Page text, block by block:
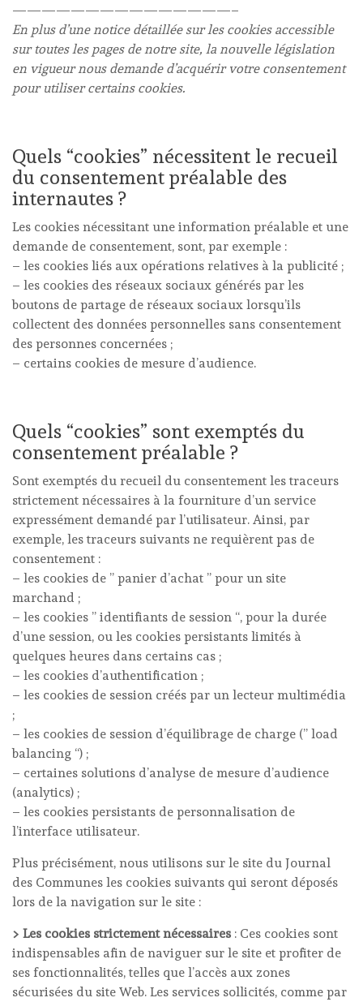
———————————————–
En plus d’une notice détaillée sur les cookies accessible
sur toutes les pages de notre site, la nouvelle législation
en vigueur nous demande d’acquérir votre consentement
pour utiliser certains cookies.
Quels “cookies” nécessitent le recueil
du consentement préalable des
internautes ?
Les cookies nécessitant une information préalable et une
demande de consentement, sont, par exemple :
– les cookies liés aux opérations relatives à la publicité ;
– les cookies des réseaux sociaux générés par les
boutons de partage de réseaux sociaux lorsqu’ils
collectent des données personnelles sans consentement
des personnes concernées ;
– certains cookies de mesure d’audience.
Quels “cookies” sont exemptés du
consentement préalable ?
Sont exemptés du recueil du consentement les traceurs
strictement nécessaires à la fourniture d’un service
expressément demandé par l’utilisateur. Ainsi, par
exemple, les traceurs suivants ne requièrent pas de
consentement :
– les cookies de ” panier d’achat ” pour un site
marchand ;
– les cookies ” identifiants de session “, pour la durée
d’une session, ou les cookies persistants limités à
quelques heures dans certains cas ;
– les cookies d’authentification ;
– les cookies de session créés par un lecteur multimédia
;
– les cookies de session d’équilibrage de charge (” load
balancing “) ;
– certaines solutions d’analyse de mesure d’audience
(analytics) ;
– les cookies persistants de personnalisation de
l’interface utilisateur.
Plus précisément, nous utilisons sur le site du Journal
des Communes les cookies suivants qui seront déposés
lors de la navigation sur le site :
> Les cookies strictement nécessaires : Ces cookies sont
indispensables afin de naviguer sur le site et profiter de
ses fonctionnalités, telles que l’accès aux zones
sécurisées du site Web. Les services sollicités, comme par